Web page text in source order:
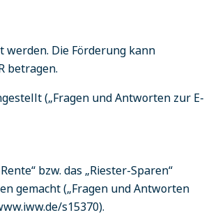
Die Förderung kann
betragen.
(„Fragen und Antworten zur E-
bzw. das „Riester-Sparen“
gemacht („Fragen und Antworten
s15370).